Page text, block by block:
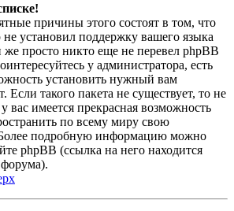
причины этого состоят в том, что
не установил поддержку вашего языка
просто никто еще не перевел phpBB
у администратора, есть
установить нужный вам
Если такого пакета не существует, то не
вас имеется прекрасная возможность
по всему миру свою
подробную информацию можно
phpBB (ссылка на него находится